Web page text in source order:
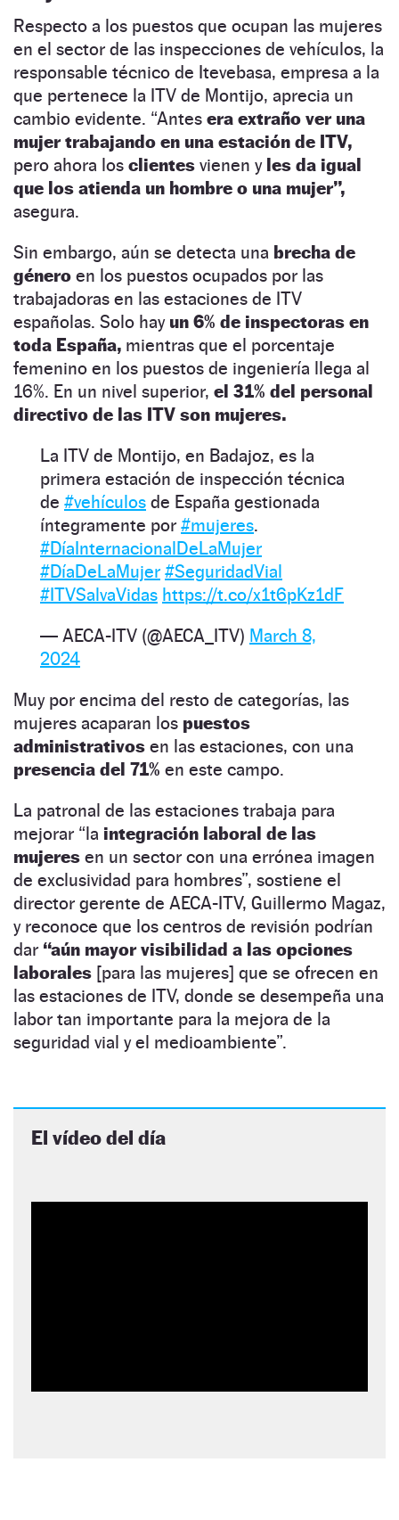
Respecto a los puestos que ocupan las mujeres
en el sector de las inspecciones de vehículos, la
responsable técnico de Itevebasa, empresa a la
que pertenece la ITV de Montijo, aprecia un
cambio evidente. “Antes era extraño ver una
mujer trabajando en una estación de ITV,
pero ahora los clientes vienen y les da igual
que los atienda un hombre o una mujer”,
asegura.
Sin embargo, aún se detecta una brecha de
género en los puestos ocupados por las
trabajadoras en las estaciones de ITV
españolas. Solo hay un 6% de inspectoras en
toda España, mientras que el porcentaje
femenino en los puestos de ingeniería llega al
16%. En un nivel superior, el 31% del personal
directivo de las ITV son mujeres.
La ITV de Montijo, en Badajoz, es la
primera estación de inspección técnica
de #vehículos de España gestionada
íntegramente por #mujeres.
#DíaInternacionalDeLaMujer
#DíaDeLaMujer #SeguridadVial
#ITVSalvaVidas https://t.co/x1t6pKz1dF
— AECA-ITV (@AECA_ITV) March 8,
2024
Muy por encima del resto de categorías, las
mujeres acaparan los puestos
administrativos en las estaciones, con una
presencia del 71% en este campo.
La patronal de las estaciones trabaja para
mejorar “la integración laboral de las
mujeres en un sector con una errónea imagen
de exclusividad para hombres”, sostiene el
director gerente de AECA-ITV, Guillermo Magaz,
y reconoce que los centros de revisión podrían
dar “aún mayor visibilidad a las opciones
laborales [para las mujeres] que se ofrecen en
las estaciones de ITV, donde se desempeña una
labor tan importante para la mejora de la
seguridad vial y el medioambiente”.
El vídeo del día